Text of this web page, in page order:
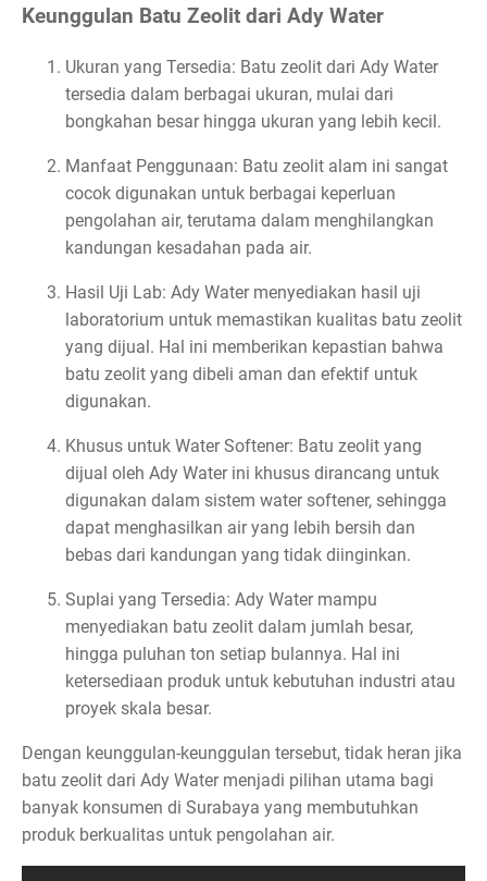
Keunggulan Batu Zeolit dari Ady Water
Ukuran yang Tersedia: Batu zeolit dari Ady Water
tersedia dalam berbagai ukuran, mulai dari
bongkahan besar hingga ukuran yang lebih kecil.
Manfaat Penggunaan: Batu zeolit alam ini sangat
cocok digunakan untuk berbagai keperluan
pengolahan air, terutama dalam menghilangkan
kandungan kesadahan pada air.
Hasil Uji Lab: Ady Water menyediakan hasil uji
laboratorium untuk memastikan kualitas batu zeolit
yang dijual. Hal ini memberikan kepastian bahwa
batu zeolit yang dibeli aman dan efektif untuk
digunakan.
Khusus untuk Water Softener: Batu zeolit yang
dijual oleh Ady Water ini khusus dirancang untuk
digunakan dalam sistem water softener, sehingga
dapat menghasilkan air yang lebih bersih dan
bebas dari kandungan yang tidak diinginkan.
Suplai yang Tersedia: Ady Water mampu
menyediakan batu zeolit dalam jumlah besar,
hingga puluhan ton setiap bulannya. Hal ini
ketersediaan produk untuk kebutuhan industri atau
proyek skala besar.
Dengan keunggulan-keunggulan tersebut, tidak heran jika
batu zeolit dari Ady Water menjadi pilihan utama bagi
banyak konsumen di Surabaya yang membutuhkan
produk berkualitas untuk pengolahan air.